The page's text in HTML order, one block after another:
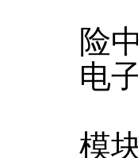
险
电
模